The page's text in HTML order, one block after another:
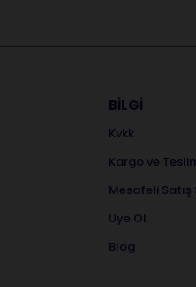
BİLGİ
Kvkk
Kargo ve
Mesafeli Satış
Üye Ol
Blog